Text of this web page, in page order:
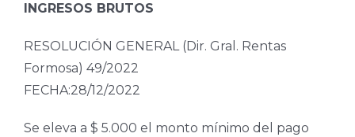
INGRESOS BRUTOS
RESOLUCIÓN GENERAL (Dir. Gral. Rentas
Formosa) 49/2022
FECHA:28/12/2022
Se eleva a $ 5.000 el monto mínimo del pago